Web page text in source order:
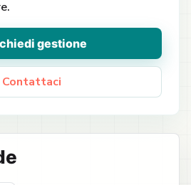
gestione
Contattaci